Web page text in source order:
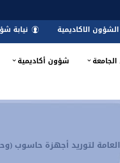
الشؤون الاكاديمية
نيابة
شؤون أكاديمية
لتوريد أجهزة حاسوب